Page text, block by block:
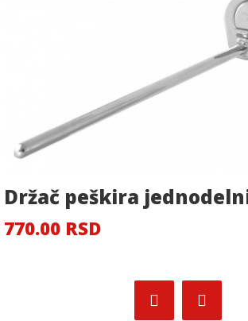
Držač peškira
770.00 RSD